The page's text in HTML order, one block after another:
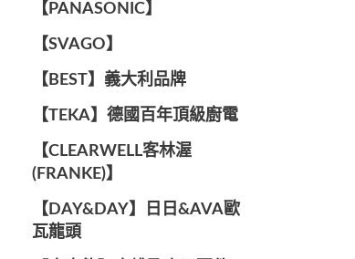
️【PANASONIC】️
️【SVAGO】️
️【BEST】️義大利品牌
️【TEKA】️德國百年頂級廚電
️【CLEARWELL客林渥
(FRANKE)】️
️【DAY&DAY】️日日&AVA歐
瓦龍頭